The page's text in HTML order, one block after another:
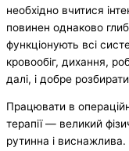
необхідно вчитися
повинен однаково
функціонують всі
кровообіг, дихання,
далі, і добре
Працювати в
терапії — великий
рутинна і виснажлива.